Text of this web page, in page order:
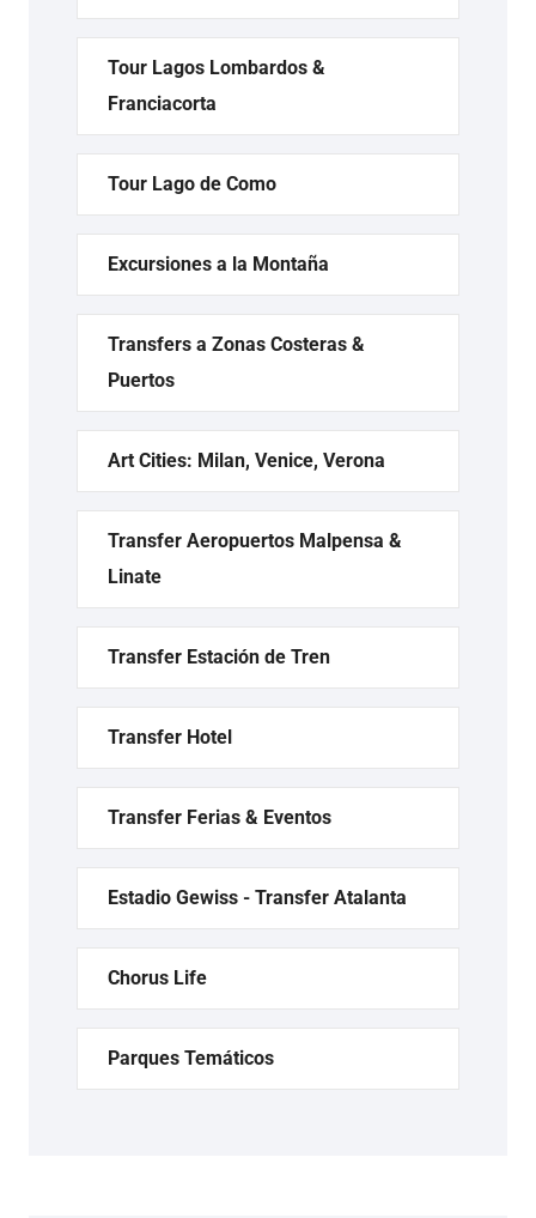
Tour Lagos Lombardos &
Franciacorta
Tour Lago de Como
Excursiones a la Montaña
Transfers a Zonas Costeras &
Puertos
Art Cities: Milan, Venice, Verona
Transfer Aeropuertos Malpensa &
Linate
Transfer Estación de Tren
Transfer Hotel
Transfer Ferias & Eventos
Estadio Gewiss - Transfer Atalanta
Chorus Life
Parques Temáticos